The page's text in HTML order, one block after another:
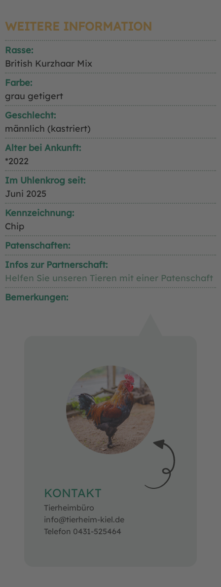
WEITERE INFORMATION
Rasse:
British Kurzhaar Mix
Farbe:
grau getigert
Geschlecht:
männlich (kastriert)
Alter bei Ankunft:
*2022
Im Uhlenkrog seit:
Juni 2025
Kennzeichnung:
Chip
Patenschaften:
Infos zur Partnerschaft:
Helfen Sie unseren Tieren mit einer Patenschaft
Bemerkungen:
KONTAKT
Tierheimbüro
info@tierheim-kiel.de
Telefon 0431-525464